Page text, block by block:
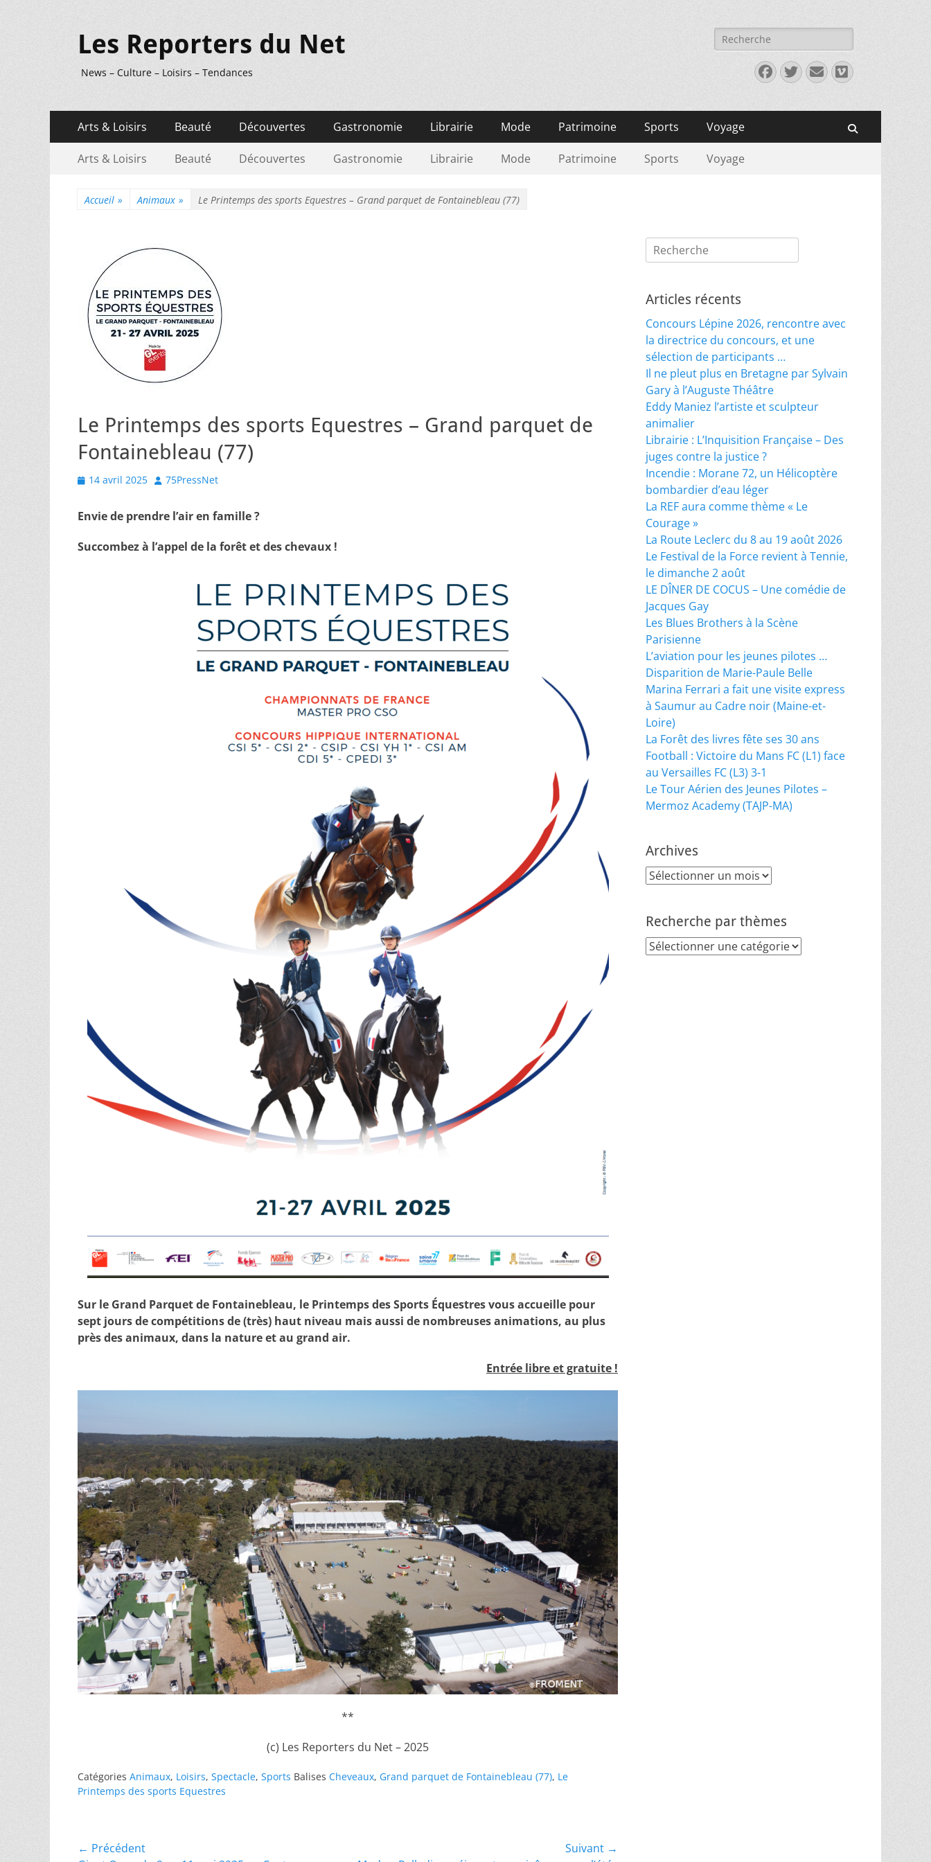
Les Reporters du Net
News – Culture – Loisirs – Tendances
Rechercher :
Facebook
Twitter
E-
mail
Vimeo
Menu
principal
contenu
Arts & Loisirs Beauté Découvertes Gastronomie Librairie Mode Patrimoine Sports Voyage
Menu
Arts & Loisirs Beauté Découvertes Gastronomie Librairie Mode Patrimoine Sports Voyage
Accueil » Animaux » Le Printemps des sports Equestres – Grand parquet de Fontainebleau (77)
Le Printemps des sports Equestres – Grand parquet de
Fontainebleau (77)
Posted
14 avril 2025 Author
75PressNet
Envie de prendre l’air en famille ?
Succombez à l’appel de la forêt et des chevaux !
Sur le Grand Parquet de Fontainebleau, le Printemps des Sports Équestres vous accueille pour
sept jours de compétitions de (très) haut niveau mais aussi de nombreuses animations, au plus
près des animaux, dans la nature et au grand air.
Entrée libre et gratuite !
**
(c) Les Reporters du Net – 2025
Catégories Animaux, Loisirs, Spectacle, Sports Balises Cheveaux, Grand parquet de Fontainebleau (77), Le
Printemps des sports Equestres
Navigation
← Précédent
Suivant →
Rechercher :
Articles récents
Concours Lépine 2026, rencontre avec
la directrice du concours, et une
sélection de participants …
Il ne pleut plus en Bretagne par Sylvain
Gary à l’Auguste Théâtre
Eddy Maniez l’artiste et sculpteur
animalier
Librairie : L’Inquisition Française – Des
juges contre la justice ?
Incendie : Morane 72, un Hélicoptère
bombardier d’eau léger
La REF aura comme thème « Le
Courage »
La Route Leclerc du 8 au 19 août 2026
Le Festival de la Force revient à Tennie,
le dimanche 2 août
LE DÎNER DE COCUS – Une comédie de
Jacques Gay
Les Blues Brothers à la Scène
Parisienne
L’aviation pour les jeunes pilotes …
Disparition de Marie-Paule Belle
Marina Ferrari a fait une visite express
à Saumur au Cadre noir (Maine-et-
Loire)
La Forêt des livres fête ses 30 ans
Football : Victoire du Mans FC (L1) face
au Versailles FC (L3) 3-1
Le Tour Aérien des Jeunes Pilotes –
Mermoz Academy (TAJP-MA)
Archives
Archives
Recherche par thèmes
Recherche